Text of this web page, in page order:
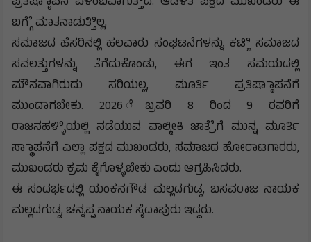
ಬಗ್ಗೆೆ ಮಾತನಾಡುತ್ತಿಿಲ್ಲ,
ಸಮಾಜದ ಹೆಸರಿನಲ್ಲಿ ಹಲವಾರು ಸಂಘಟನೆಗಳನ್ನು ಕಟ್ಟಿಿ ಸಮಾಜದ
ಸವಲತ್ತುಗಳನ್ನು ತೆಗೆದುಕೊಂಡು, ಈಗ ಇಂತ ಸಮಯದಲ್ಲಿ
ಮೌನವಾಗಿರುದು ಸರಿಯಲ್ಲ, ಮೂರ್ತಿ ಪ್ರತಿಷ್ಠಾಾಪನೆಗೆ
ಮುಂದಾಗಬೇಕು. 2026 ೆಬ್ರವರಿ 8 ರಿಂದ 9 ರವರಿಗೆ
ರಾಜನಹಳ್ಳಿಿಯಲ್ಲಿ ನಡೆಯುವ ವಾಲ್ಮೀಕಿ ಜಾತ್ರೆೆಗೆ ಮುನ್ನ ಮೂರ್ತಿ
ಸ್ಥಾಾಪನೆಗೆ ಎಲ್ಲಾ ಪಕ್ಷದ ಮುಖಂಡರು, ಸಮಾಜದ ಹೋರಾಟಗಾರರು,
ಮುಖಂಡರು ಕ್ರಮ ಕೈಗೊಳ್ಳಬೇಕು ಎಂದು ಆಗ್ರಹಿಸಿದರು.
ಈ ಸಂದರ್ಭದಲ್ಲಿ ಯಂಕನಗೌಡ ಮಲ್ಲದಗುಡ್ಡ, ಬಸವರಾಜ ನಾಯಕ
ಮಲ್ಲದಗುಡ್ಡ, ಚನ್ನಪ್ಪ ನಾಯಕ ಸೈದಾಪುರು ಇದ್ದರು.